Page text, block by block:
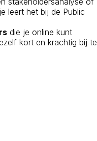
leert het bij de Public
die je online kunt
kort en krachtig bij te